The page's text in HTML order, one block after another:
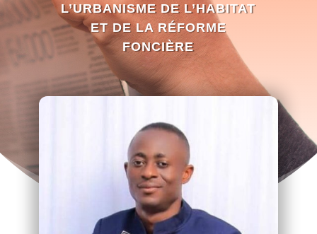
L’URBANISME DE L’HABITAT
ET DE LA RÉFORME
FONCIÈRE